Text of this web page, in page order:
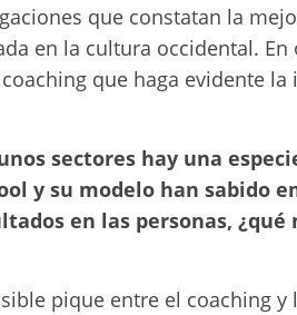
que constatan la
en la cultura occidental.
que haga evidente
sectores hay una
y su modelo han sabido
en las personas, ¿qué
pique entre el coaching